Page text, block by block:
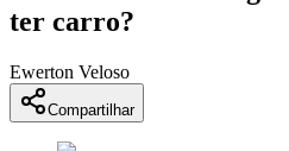
ter carro?
Ewerton Veloso
Compartilhar